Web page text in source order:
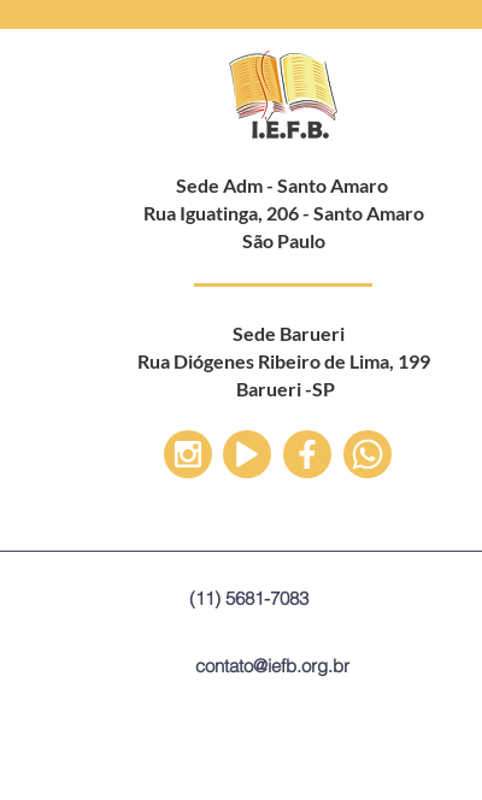
Sede Adm - Santo Amaro
Rua Iguatinga, 206 - Santo Amaro
São Paulo
Sede Barueri
Rua Diógenes Ribeiro de Lima, 199
Barueri -SP
(11) 5681-7083
contato@iefb.org.br